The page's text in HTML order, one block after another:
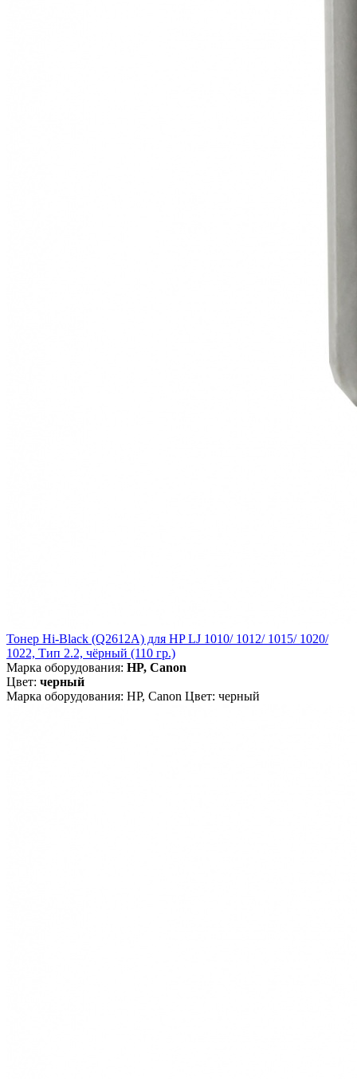
Тонер Hi-Black (Q2612A) для HP LJ 1010/ 1012/ 1015/ 1020/
1022, Тип 2.2, чёрный (110 гр.)
Марка оборудования: HP, Canon
Цвет: черный
Марка оборудования: HP, Canon Цвет: черный